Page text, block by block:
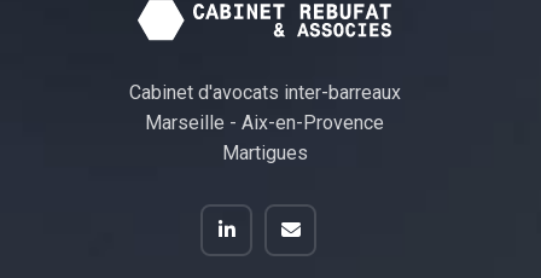
Cabinet d'avocats inter-barreaux
Marseille - Aix-en-Provence
Martigues